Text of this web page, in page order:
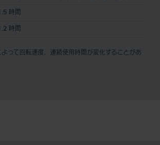
時間
時間
って回転速度、連続使用時間が変化することがあ